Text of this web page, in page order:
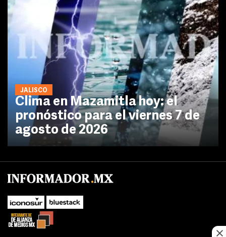
JALISCO
Clima en Mazamitla hoy: el
pronóstico para el viernes 7 de
agosto de 2026